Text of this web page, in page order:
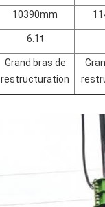
10390mm
6.1t
Grand bras de
restructuration